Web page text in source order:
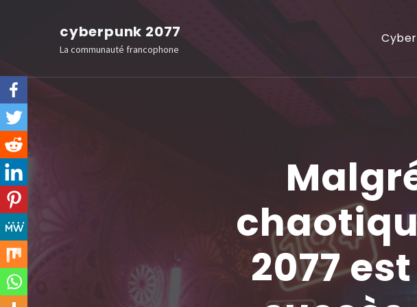
(Pressez
Entrée)
cyberpunk 2077
La communauté francophone
2077